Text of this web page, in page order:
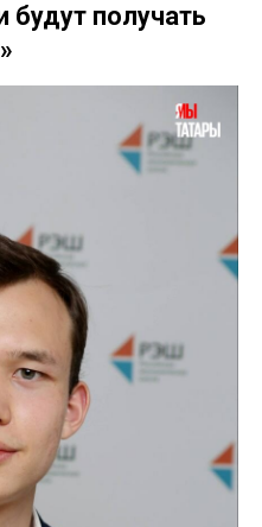
получать